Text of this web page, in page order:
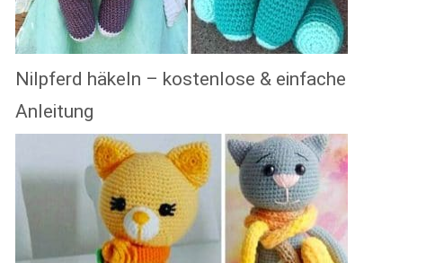
Nilpferd häkeln – kostenlose & einfache
Anleitung